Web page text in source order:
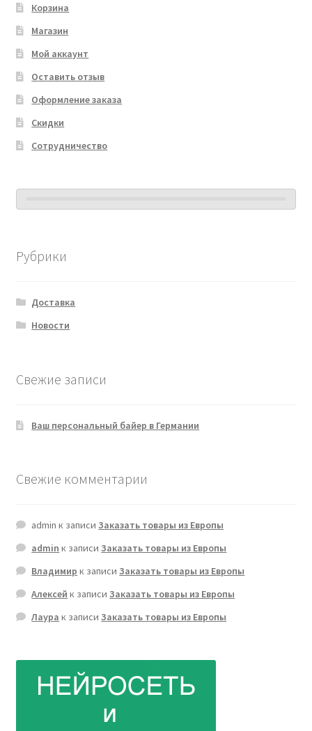
Корзина
Магазин
Мой аккаунт
Оставить отзыв
Оформление заказа
Скидки
Сотрудничество
Рубрики
Доставка
Новости
Свежие записи
Ваш персональный байер в Германии
Свежие комментарии
admin к записиЗаказать товары из Европы
admin к записиЗаказать товары из Европы
Владимир к записиЗаказать товары из Европы
Алексей к записиЗаказать товары из Европы
Лаура к записиЗаказать товары из Европы